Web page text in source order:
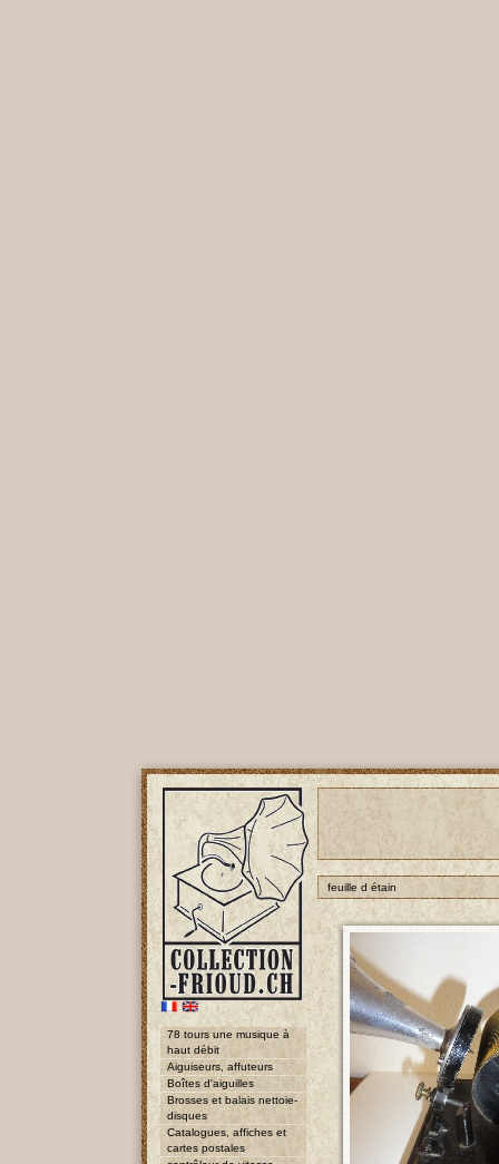
78 tours une musique à
haut débit
Aiguiseurs, affuteurs
Boîtes d'aiguilles
Brosses et balais nettoie-
disques
Catalogues, affiches et
cartes postales
feuille d étain